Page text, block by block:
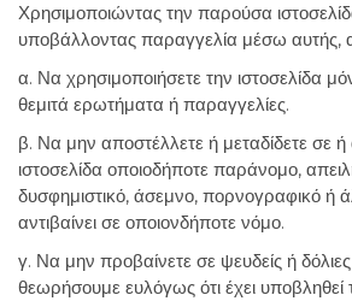
Χρησιμοποιώντας την παρούσα
υποβάλλοντας παραγγελία μέσω αυτής,
α. Να χρησιμοποιήσετε την ιστοσελίδα
θεμιτά ερωτήματα ή παραγγελίες.
β. Να μην αποστέλλετε ή μεταδίδετε σε
ιστοσελίδα οποιοδήποτε παράνομο,
δυσφημιστικό, άσεμνο, πορνογραφικό ή
αντιβαίνει σε οποιονδήποτε νόμο.
γ. Να μην προβαίνετε σε ψευδείς ή
θεωρήσουμε ευλόγως ότι έχει υποβληθεί